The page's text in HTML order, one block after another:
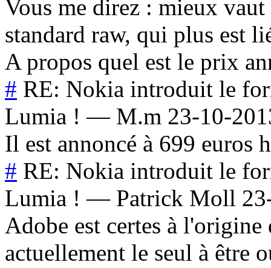
Vous me direz : mieux
standard raw, qui plus est
A propos quel est le prix
# RE: Nokia introduit le
Lumia ! — M.m 23-10-
Il est annoncé à 699 euros
# RE: Nokia introduit le
Lumia ! — Patrick Moll
Adobe est certes à
actuellement le seul à être